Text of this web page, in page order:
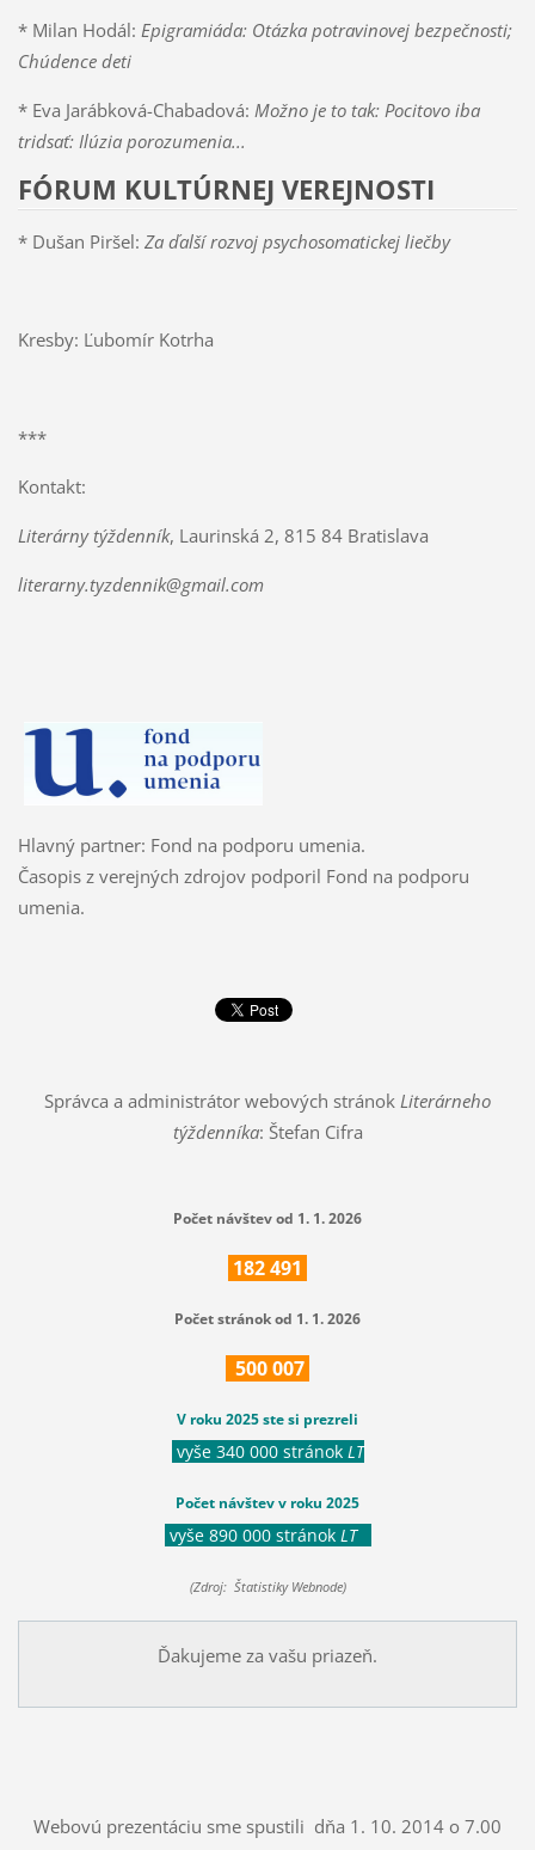
* Milan Hodál: Epigramiáda: Otázka potravinovej bezpečnosti;
Chúdence deti
* Eva Jarábková-Chabadová: Možno je to tak: Pocitovo iba
tridsať: Ilúzia porozumenia...
FÓRUM KULTÚRNEJ VEREJNOSTI
* Dušan Piršel: Za ďalší rozvoj psychosomatickej liečby
Kresby: Ľubomír Kotrha
***
Kontakt:
Literárny týždenník, Laurinská 2, 815 84 Bratislava
literarny.tyzdennik@gmail.com
Hlavný partner: Fond na podporu umenia.
Časopis z verejných zdrojov podporil Fond na podporu
umenia.
Správca a administrátor webových stránok Literárneho
týždenníka: Štefan Cifra
Počet návštev od 1. 1. 2026
182491
Počet stránok od 1. 1. 2026
500007
V roku 2025 ste si prezreli
vyše 340 000 stránok LT
Počet návštev v roku 2025
vyše 890 000 stránok LT
(Zdroj: Štatistiky Webnode)
Ďakujeme za vašu priazeň.
Webovú prezentáciu sme spustili dňa 1. 10. 2014 o 7.00